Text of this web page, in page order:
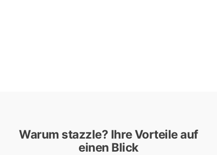
Warum stazzle? Ihre Vorteile auf
einen Blick